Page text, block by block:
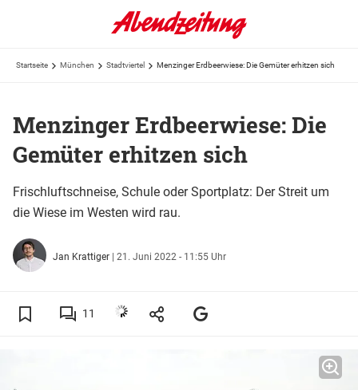
Startseite München Stadtviertel Menzinger Erdbeerwiese: Die Gemüter erhitzen sich
Menzinger Erdbeerwiese: Die
Gemüter erhitzen sich
Frischluftschneise, Schule oder Sportplatz: Der Streit um
die Wiese im Westen wird rau.
Jan Krattiger | 21. Juni 2022 - 11:55 Uhr
11